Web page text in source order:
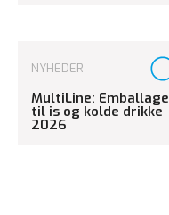
NYHEDER
MultiLine: Emballage
til is og kolde drikke
2026